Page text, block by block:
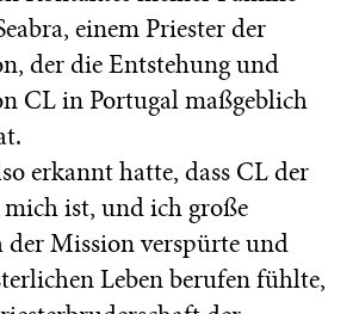
einem Priester der
der die Entstehung und
CL in Portugal maßgeblich
erkannt hatte, dass CL der
ist, und ich große
der Mission verspürte und
Leben berufen fühlte,